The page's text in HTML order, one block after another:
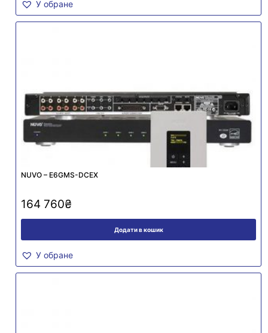
У обране
NUVO – E6GMS-DCEX
164 760₴
Додати в кошик
У обране